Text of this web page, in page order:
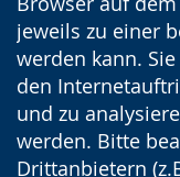
jeweils zu einer
werden kann.
den
und zu
werden. Bitte
Drittanbietern